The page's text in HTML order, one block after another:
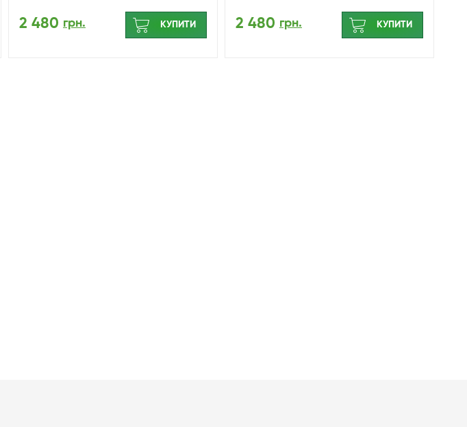
2 480 грн. КУПИТИ 2 480 грн. КУПИТИ